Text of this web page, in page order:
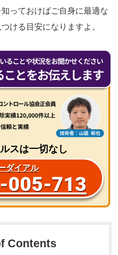
っておけばご自身に最適な
ける目安になりますよ。
スは一切なし
ダイアル
005-713
Contents